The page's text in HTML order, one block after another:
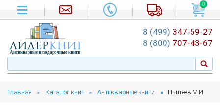
Главная » Каталог книг » Антикварные книги » Пыляев М.И.
0
лидеркниг
Антикварные и подарочные книги
8 (499) 347-59-27
8 (800) 707-43-67